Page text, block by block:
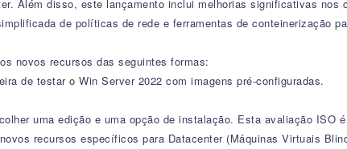
Além disso, este lançamento inclui melhorias significativas nos
de políticas de rede e ferramentas de conteinerização
novos recursos das seguintes formas:
de testar o Win Server 2022 com imagens pré-configuradas.
uma edição e uma opção de instalação. Esta avaliação ISO
recursos específicos para Datacenter (Máquinas Virtuais